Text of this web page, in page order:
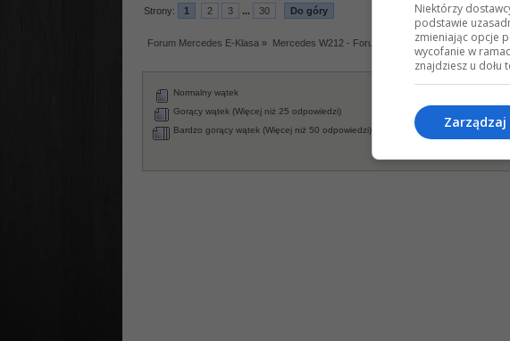
Strony: 1 2 3 ... 30 Do góry
Forum Mercedes E-Klasa » Mercedes W212 - Forum techniczne» Na pomoc!
Normalny wątek
Gorący wątek (Więcej niż 25 odpowiedzi)
Bardzo gorący wątek (Więcej niż 50 odpowiedzi)
Wątek przyklejony
Ankieta
Niektórzy
podstawie
zmieniając opcje
wycofanie w
znajdziesz u dołu